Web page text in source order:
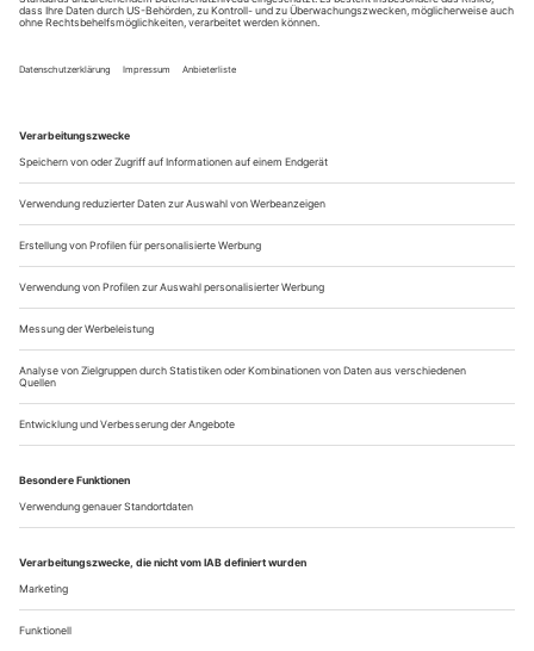
Prag
zwei eigens auf die Ballettcompagnie des Hauses
zugeschnittenen Kreationen von Robert Bondara und Marco
Goecke auch das technisch ausgefeilte «27’52”» von Jiří
Kylián aus dem Jahr 2002 präsentiert – ein Stück, in dem die
Lebensuhr abläuft und die Zeit verrinnt, während die Figuren
nach erfüllten Beziehungen...
Marcel Leemann «Schwanensee»
Innsbruck
Mit «Schwanensee» wagt sich das Tiroler Landestheater auf
klassisches Ballettterrain – und besteht die Probe
überzeugend. Die Innsbrucker Fassung von Stefan Späti und
Marcel Leemann, der sie auch choreografiert hat, bleibt in
weiten Zügen dem Märchen von 1877 verpflichtet, setzt
jedoch mit neuen Figuren, stärkerer Ensemblepräsenz und
einem Happy End eigene Akzente....